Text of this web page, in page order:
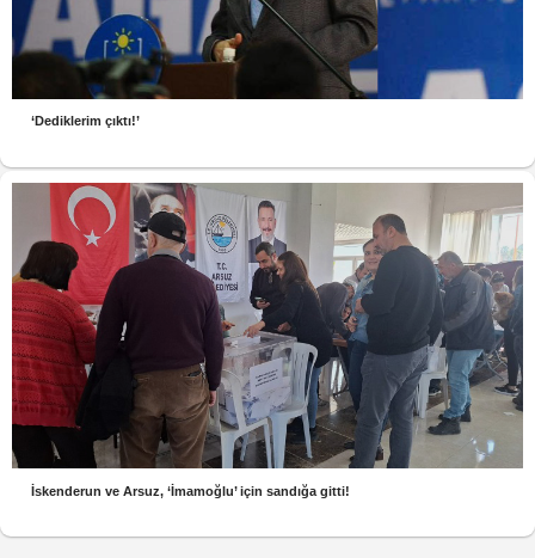
‘Dediklerim çıktı!’
İskenderun ve Arsuz, ‘İmamoğlu’ için sandığa gitti!